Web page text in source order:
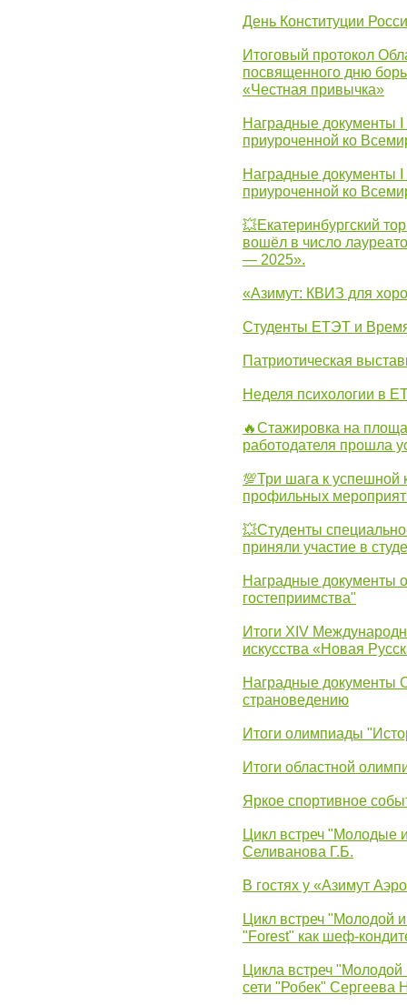
День Конституции
Итоговый протокол
посвященного дню
«Честная привычка»
Наградные документы
приуроченной ко
Наградные документы
приуроченной ко
💥Екатеринбургский
вошёл в число
— 2025».
«Азимут: КВИЗ для
Студенты ЕТЭТ и
Патриотическая
Неделя психологии в
🔥Стажировка на
работодателя прошла
💯Три шага к успешной
профильных
💥Студенты
приняли участие в
Наградные документы
гостеприимства"
Итоги XIV
искусства «Новая
Наградные документы
страноведению
Итоги олимпиады
Итоги областной
Яркое спортивное
Цикл встреч "Молодые
Селиванова Г.Б.
В гостях у «Азимут
Цикл встреч "Молодой
"Forest" как шеф-
Цикла встреч
сети "Робек" Сергеева